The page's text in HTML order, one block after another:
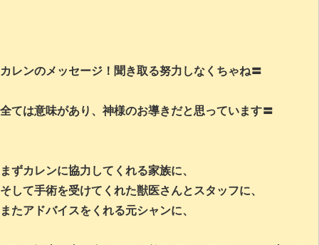
カレンのメッセージ！聞き取る努力しなくちゃね〓
全ては意味があり、神様のお導きだと思っています〓
まずカレンに協力してくれる家族に、
そして手術を受けてくれた獣医さんとスタッフに、
またアドバイスをくれる元シャンに、